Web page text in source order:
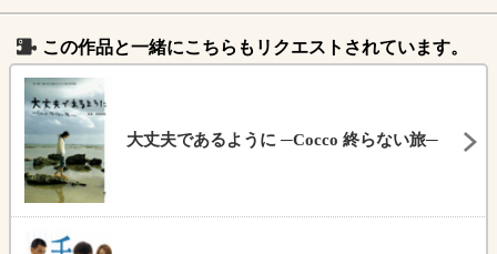
この作品と一緒にこちらもリクエストされています。
大丈夫であるように ─Cocco 終らない旅─